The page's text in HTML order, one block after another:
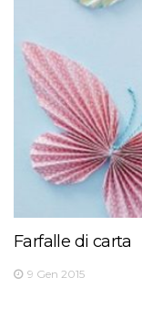
Farfalle di carta
9 Gen 2015